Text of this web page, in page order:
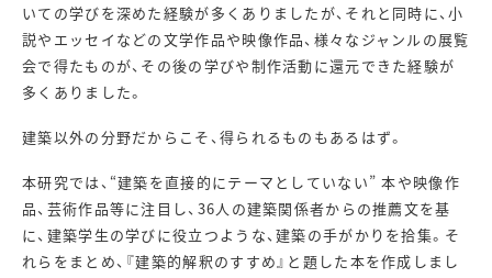
いての学びを深めた経験が多くありましたが、それと同時に、小
説やエッセイなどの文学作品や映像作品、様々なジャンルの展覧
会で得たものが、その後の学びや制作活動に還元できた経験が
多くありました。
建築以外の分野だからこそ、得られるものもあるはず。
本研究では、“建築を直接的にテーマとしていない” 本や映像作
品、芸術作品等に注目し、36人の建築関係者からの推薦文を基
に、建築学生の学びに役立つような、建築の手がかりを拾集。そ
れらをまとめ、『建築的解釈のすすめ』と題した本を作成しまし